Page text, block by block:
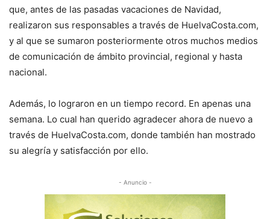
que, antes de las pasadas vacaciones de Navidad,
realizaron sus responsables a través de HuelvaCosta.com,
y al que se sumaron posteriormente otros muchos medios
de comunicación de ámbito provincial, regional y hasta
nacional.
Además, lo lograron en un tiempo record. En apenas una
semana. Lo cual han querido agradecer ahora de nuevo a
través de HuelvaCosta.com, donde también han mostrado
su alegría y satisfacción por ello.
- Anuncio -